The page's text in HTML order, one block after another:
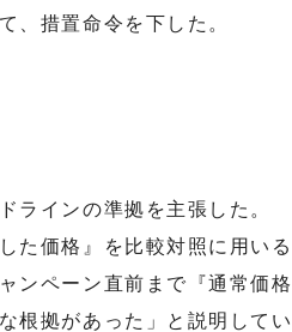
、措置命令を下した。
インの準拠を主張した。
た価格』を比較対照に用いる
ンペーン直前まで『通常価格
根拠があった」と説明してい